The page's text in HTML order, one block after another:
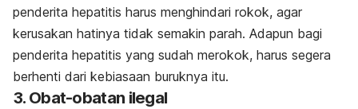
penderita hepatitis harus menghindari rokok, agar
kerusakan hatinya tidak semakin parah. Adapun bagi
penderita hepatitis yang sudah merokok, harus segera
berhenti dari kebiasaan buruknya itu.
3. Obat-obatan ilegal